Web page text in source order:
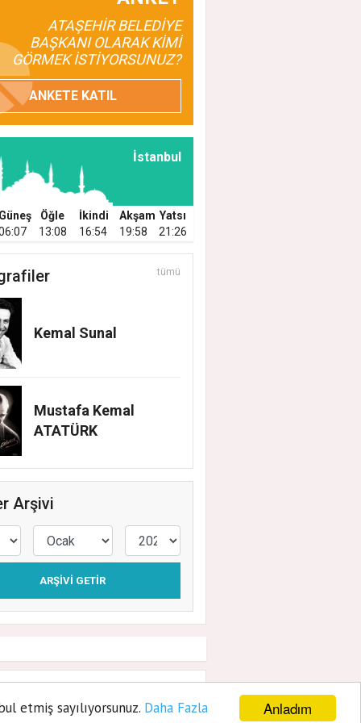
Anladım
etmiş sayılıyorsunuz. Daha Fazla
ARALIKSIZ SÜRÜYOR
ATAŞEHİR BELEDİYE
BAŞKANI OLARAK KİMİ
GÖRMEK İSTİYORSUNUZ?
ANKETE KATIL
İstanbul
Güneş Öğle İkindi Akşam Yatsı
13:08 16:54 19:58 21:26
tümü
Kemal Sunal
Mustafa Kemal
ATATÜRK
Arşivi
ARŞIVI GETIR
soğan